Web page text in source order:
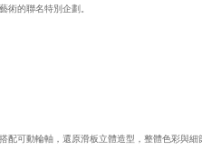
的聯名特別企劃。
可動輪軸，還原滑板立體造型，整體色彩與